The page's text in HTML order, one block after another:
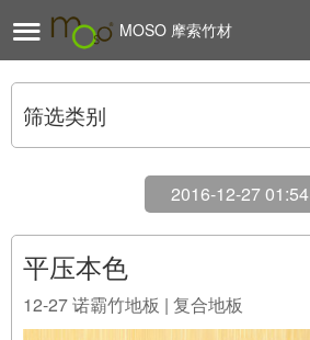
 MOSO 摩索竹材
筛选类别
2016-12-27 01:54
平压本色
12-27诺霸竹地板 | 复合地板